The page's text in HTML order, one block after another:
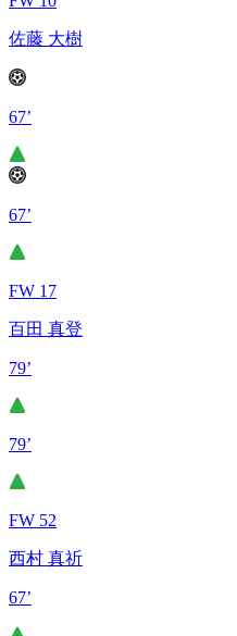
佐藤 大樹
67’
67’
FW 17
百田 真登
79’
79’
FW 52
西村 真祈
67’